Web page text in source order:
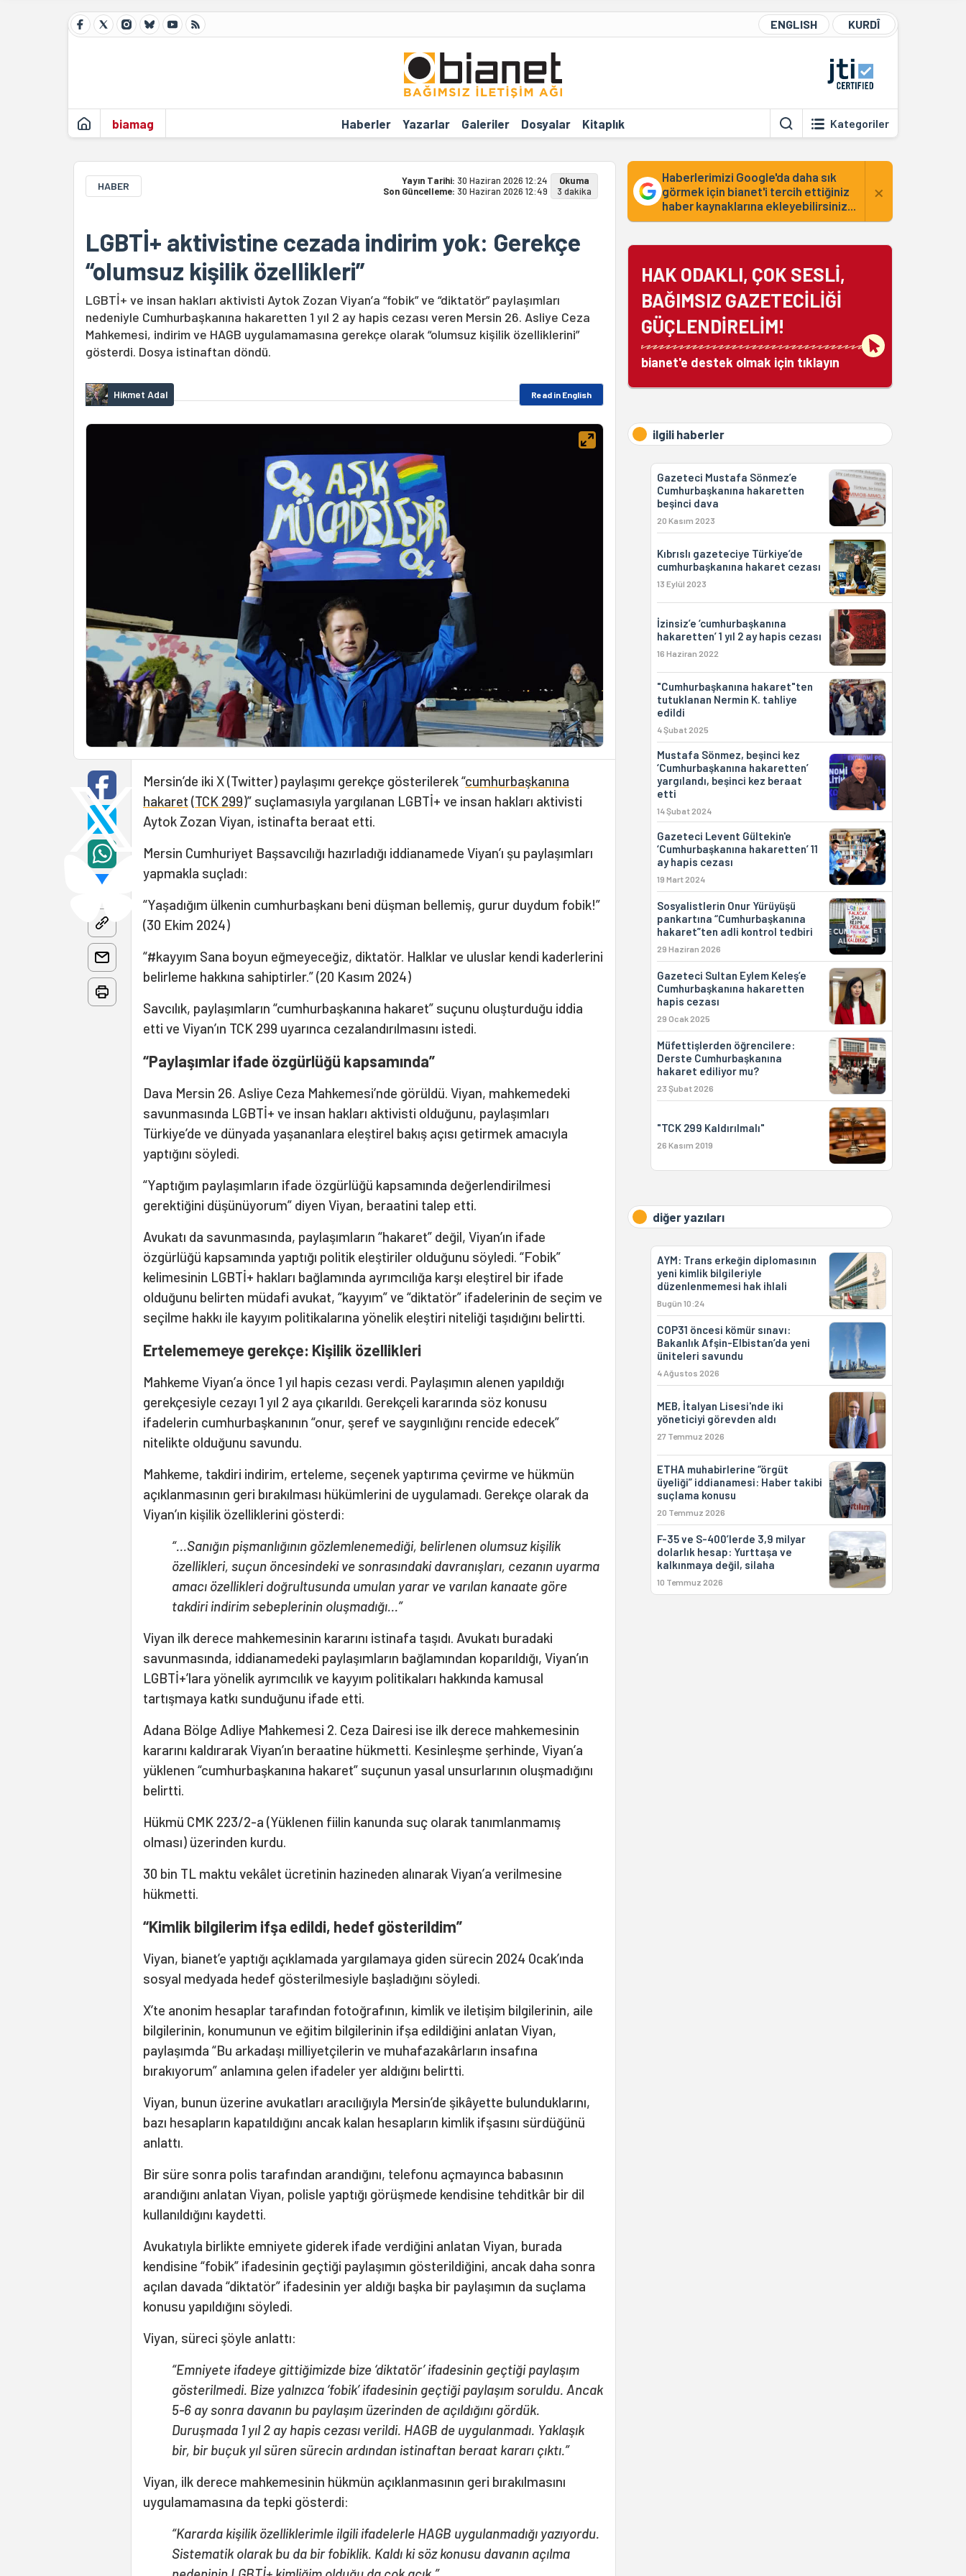
ENGLISH KURDÎ
biamag Haberler Yazarlar Galeriler Dosyalar Kitaplık Kategoriler
HABER Yayın Tarihi: 30 Haziran 2026 12:24
Son Güncelleme: 30 Haziran 2026 12:49
Okuma
3 dakika
LGBTİ+ aktivistine cezada indirim yok: Gerekçe
“olumsuz kişilik özellikleri”
LGBTİ+ ve insan hakları aktivisti Aytok Zozan Viyan’a “fobik” ve “diktatör” paylaşımları
nedeniyle Cumhurbaşkanına hakaretten 1 yıl 2 ay hapis cezası veren Mersin 26. Asliye Ceza
Mahkemesi, indirim ve HAGB uygulamamasına gerekçe olarak “olumsuz kişilik özelliklerini”
gösterdi. Dosya istinaftan döndü.
Hikmet Adal Read in English
Mersin’de iki X (Twitter) paylaşımı gerekçe gösterilerek “cumhurbaşkanına
hakaret (TCK 299)” suçlamasıyla yargılanan LGBTİ+ ve insan hakları aktivisti
Aytok Zozan Viyan, istinafta beraat etti.
Mersin Cumhuriyet Başsavcılığı hazırladığı iddianamede Viyan’ı şu paylaşımları
yapmakla suçladı:
“Yaşadığım ülkenin cumhurbaşkanı beni düşman bellemiş, gurur duydum fobik!”
(30 Ekim 2024)
“#kayyım Sana boyun eğmeyeceğiz, diktatör. Halklar ve uluslar kendi kaderlerini
belirleme hakkına sahiptirler.” (20 Kasım 2024)
Savcılık, paylaşımların “cumhurbaşkanına hakaret” suçunu oluşturduğu iddia
etti ve Viyan’ın TCK 299 uyarınca cezalandırılmasını istedi.
“Paylaşımlar ifade özgürlüğü kapsamında”
Dava Mersin 26. Asliye Ceza Mahkemesi’nde görüldü. Viyan, mahkemedeki
savunmasında LGBTİ+ ve insan hakları aktivisti olduğunu, paylaşımları
Türkiye’de ve dünyada yaşananlara eleştirel bakış açısı getirmek amacıyla
yaptığını söyledi.
“Yaptığım paylaşımların ifade özgürlüğü kapsamında değerlendirilmesi
gerektiğini düşünüyorum” diyen Viyan, beraatini talep etti.
Avukatı da savunmasında, paylaşımların “hakaret” değil, Viyan’ın ifade
özgürlüğü kapsamında yaptığı politik eleştiriler olduğunu söyledi. “Fobik”
kelimesinin LGBTİ+ hakları bağlamında ayrımcılığa karşı eleştirel bir ifade
olduğunu belirten müdafi avukat, “kayyım” ve “diktatör” ifadelerinin de seçim ve
seçilme hakkı ile kayyım politikalarına yönelik eleştiri niteliği taşıdığını belirtti.
Ertelememeye gerekçe: Kişilik özellikleri
Mahkeme Viyan’a önce 1 yıl hapis cezası verdi. Paylaşımın alenen yapıldığı
gerekçesiyle cezayı 1 yıl 2 aya çıkarıldı. Gerekçeli kararında söz konusu
ifadelerin cumhurbaşkanının “onur, şeref ve saygınlığını rencide edecek”
nitelikte olduğunu savundu.
Mahkeme, takdiri indirim, erteleme, seçenek yaptırıma çevirme ve hükmün
açıklanmasının geri bırakılması hükümlerini de uygulamadı. Gerekçe olarak da
Viyan’ın kişilik özelliklerini gösterdi:
“...Sanığın pişmanlığının gözlemlenemediği, belirlenen olumsuz kişilik
özellikleri, suçun öncesindeki ve sonrasındaki davranışları, cezanın uyarma
amacı özellikleri doğrultusunda umulan yarar ve varılan kanaate göre
takdiri indirim sebeplerinin oluşmadığı…”
Viyan ilk derece mahkemesinin kararını istinafa taşıdı. Avukatı buradaki
savunmasında, iddianamedeki paylaşımların bağlamından koparıldığı, Viyan’ın
LGBTİ+’lara yönelik ayrımcılık ve kayyım politikaları hakkında kamusal
tartışmaya katkı sunduğunu ifade etti.
Adana Bölge Adliye Mahkemesi 2. Ceza Dairesi ise ilk derece mahkemesinin
kararını kaldırarak Viyan’ın beraatine hükmetti. Kesinleşme şerhinde, Viyan’a
yüklenen “cumhurbaşkanına hakaret” suçunun yasal unsurlarının oluşmadığını
belirtti.
Hükmü CMK 223/2-a (Yüklenen fiilin kanunda suç olarak tanımlanmamış
olması) üzerinden kurdu.
30 bin TL maktu vekâlet ücretinin hazineden alınarak Viyan’a verilmesine
hükmetti.
“Kimlik bilgilerim ifşa edildi, hedef gösterildim”
Viyan, bianet’e yaptığı açıklamada yargılamaya giden sürecin 2024 Ocak’ında
sosyal medyada hedef gösterilmesiyle başladığını söyledi.
X’te anonim hesaplar tarafından fotoğrafının, kimlik ve iletişim bilgilerinin, aile
bilgilerinin, konumunun ve eğitim bilgilerinin ifşa edildiğini anlatan Viyan,
paylaşımda “Bu arkadaşı milliyetçilerin ve muhafazakârların insafına
bırakıyorum” anlamına gelen ifadeler yer aldığını belirtti.
Viyan, bunun üzerine avukatları aracılığıyla Mersin’de şikâyette bulunduklarını,
bazı hesapların kapatıldığını ancak kalan hesapların kimlik ifşasını sürdüğünü
anlattı.
Bir süre sonra polis tarafından arandığını, telefonu açmayınca babasının
arandığını anlatan Viyan, polisle yaptığı görüşmede kendisine tehditkâr bir dil
kullanıldığını kaydetti.
Avukatıyla birlikte emniyete giderek ifade verdiğini anlatan Viyan, burada
kendisine “fobik” ifadesinin geçtiği paylaşımın gösterildiğini, ancak daha sonra
açılan davada “diktatör” ifadesinin yer aldığı başka bir paylaşımın da suçlama
konusu yapıldığını söyledi.
Viyan, süreci şöyle anlattı:
“Emniyete ifadeye gittiğimizde bize ‘diktatör’ ifadesinin geçtiği paylaşım
gösterilmedi. Bize yalnızca ‘fobik’ ifadesinin geçtiği paylaşım soruldu. Ancak
5-6 ay sonra davanın bu paylaşım üzerinden de açıldığını gördük.
Duruşmada 1 yıl 2 ay hapis cezası verildi. HAGB de uygulanmadı. Yaklaşık
bir, bir buçuk yıl süren sürecin ardından istinaftan beraat kararı çıktı.”
Viyan, ilk derece mahkemesinin hükmün açıklanmasının geri bırakılmasını
uygulamamasına da tepki gösterdi:
“Kararda kişilik özelliklerimle ilgili ifadelerle HAGB uygulanmadığı yazıyordu.
Sistematik olarak bu da bir fobiklik. Kaldı ki söz konusu davanın açılma
Haberlerimizi Google'da daha sık
görmek için bianet'i tercih ettiğiniz
haber kaynaklarına ekleyebilirsiniz...
×
HAK ODAKLI, ÇOK SESLİ,
BAĞIMSIZ GAZETECİLİĞİ
GÜÇLENDİRELİM!
bianet'e destek olmak için tıklayın
ilgili haberler
Gazeteci Mustafa Sönmez’e
Cumhurbaşkanına hakaretten
beşinci dava
20 Kasım 2023
Kıbrıslı gazeteciye Türkiye’de
cumhurbaşkanına hakaret cezası
13 Eylül 2023
İzinsiz’e ‘cumhurbaşkanına
hakaretten’ 1 yıl 2 ay hapis cezası
16 Haziran 2022
"Cumhurbaşkanına hakaret"ten
tutuklanan Nermin K. tahliye
edildi
4 Şubat 2025
Mustafa Sönmez, beşinci kez
‘Cumhurbaşkanına hakaretten’
yargılandı, beşinci kez beraat
etti
14 Şubat 2024
Gazeteci Levent Gültekin'e
‘Cumhurbaşkanına hakaretten’ 11
ay hapis cezası
19 Mart 2024
Sosyalistlerin Onur Yürüyüşü
pankartına “Cumhurbaşkanına
hakaret”ten adli kontrol tedbiri
29 Haziran 2026
Gazeteci Sultan Eylem Keleş’e
Cumhurbaşkanına hakaretten
hapis cezası
29 Ocak 2025
Müfettişlerden öğrencilere:
Derste Cumhurbaşkanına
hakaret ediliyor mu?
23 Şubat 2026
"TCK 299 Kaldırılmalı"
26 Kasım 2019
diğer yazıları
AYM: Trans erkeğin diplomasının
yeni kimlik bilgileriyle
düzenlenmemesi hak ihlali
Bugün 10:24
COP31 öncesi kömür sınavı:
Bakanlık Afşin-Elbistan’da yeni
üniteleri savundu
4 Ağustos 2026
MEB, İtalyan Lisesi'nde iki
yöneticiyi görevden aldı
27 Temmuz 2026
ETHA muhabirlerine “örgüt
üyeliği” iddianamesi: Haber takibi
suçlama konusu
20 Temmuz 2026
F-35 ve S-400’lerde 3,9 milyar
dolarlık hesap: Yurttaşa ve
kalkınmaya değil, silaha
10 Temmuz 2026